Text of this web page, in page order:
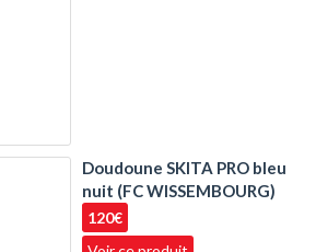
Doudoune SKITA PRO bleu
nuit (FC WISSEMBOURG)
120€